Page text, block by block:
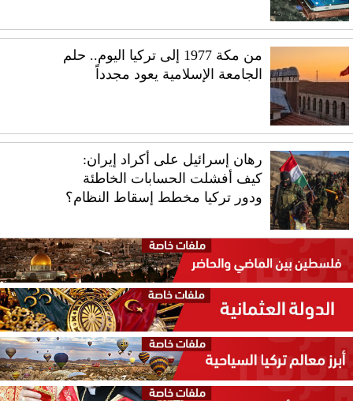
من مكة 1977 إلى تركيا اليوم.. حلم
الجامعة الإسلامية يعود مجدداً
رهان إسرائيل على أكراد إيران:
كيف أفشلت الحسابات الخاطئة
ودور تركيا مخطط إسقاط النظام؟